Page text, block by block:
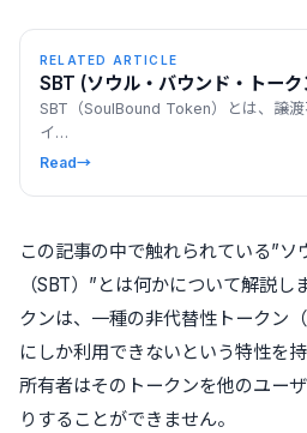
RELATED ARTICLE
SBT (ソウル・バウンド・トーク
SBT（SoulBound Token）とは、譲渡
イ…
Read→
この記事の中で触れられている”ソ
（SBT）”とは何かについて解説
クンは、一種の非代替性トークン
にしか利用できないという特性を
所有者はそのトークンを他のユー
りすることができません。